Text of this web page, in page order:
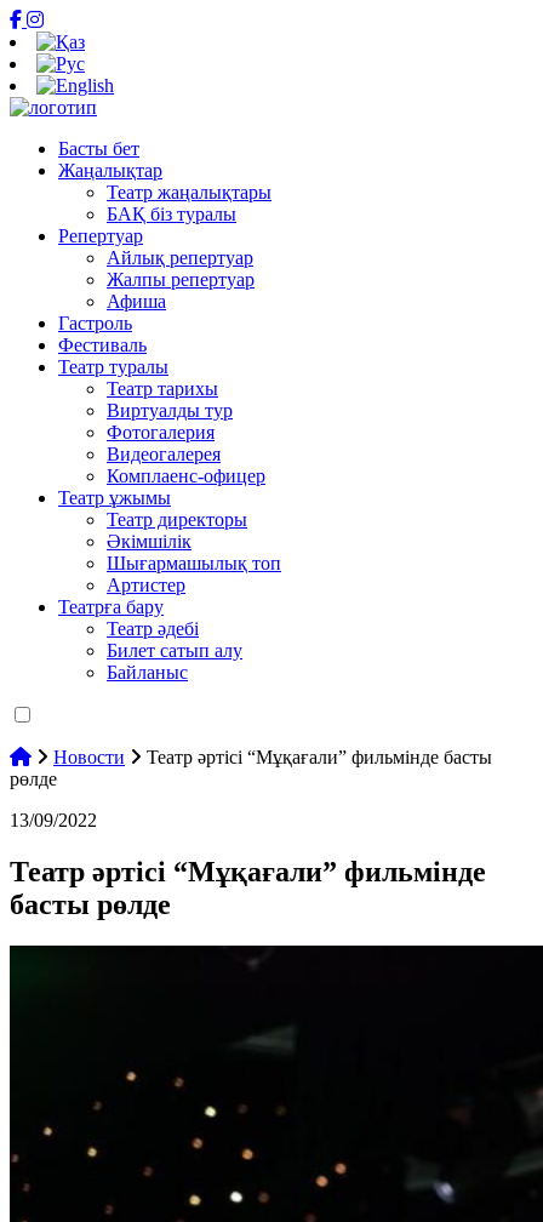
Басты бет
Жаңалықтар
Театр жаңалықтары
БАҚ біз туралы
Репертуар
Айлық репертуар
Жалпы репертуар
Афиша
Гастроль
Фестиваль
Театр туралы
Театр тарихы
Виртуалды тур
Фотогалерия
Видеогалерея
Комплаенс-офицер
Театр ұжымы
Театр директоры
Әкімшілік
Шығармашылық топ
Артистер
Театрға бару
Театр әдебі
Билет сатып алу
Байланыс
Новости
Театр әртісі “Мұқағали” фильмінде басты
рөлде
13/09/2022
Театр әртісі “Мұқағали” фильмінде
басты рөлде